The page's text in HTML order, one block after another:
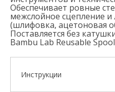
Обеспечивает ровные
межслойное сцепление и
(шлифовка, ацетоновая
Поставляется без
Bambu Lab Reusable
Инструкции